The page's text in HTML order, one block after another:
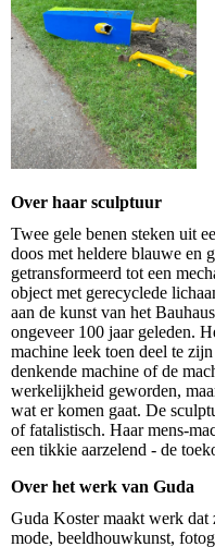
Over haar sculptuur
Twee gele benen steken uit
doos met heldere blauwe en
getransformeerd tot een
object met gerecyclede
aan de kunst van het
ongeveer 100 jaar geleden.
machine leek toen deel te
denkende machine of de
werkelijkheid geworden,
wat er komen gaat. De
of fatalistisch. Haar mens-
een tikkie aarzelend - de
Over het werk van Guda
Guda Koster maakt werk dat
mode, beeldhouwkunst,